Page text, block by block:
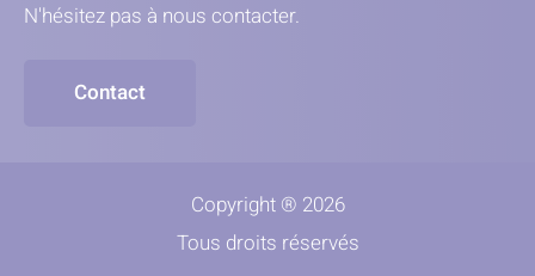
N'hésitez pas à nous contacter.
Contact
Copyright ® 2026
Tous droits réservés